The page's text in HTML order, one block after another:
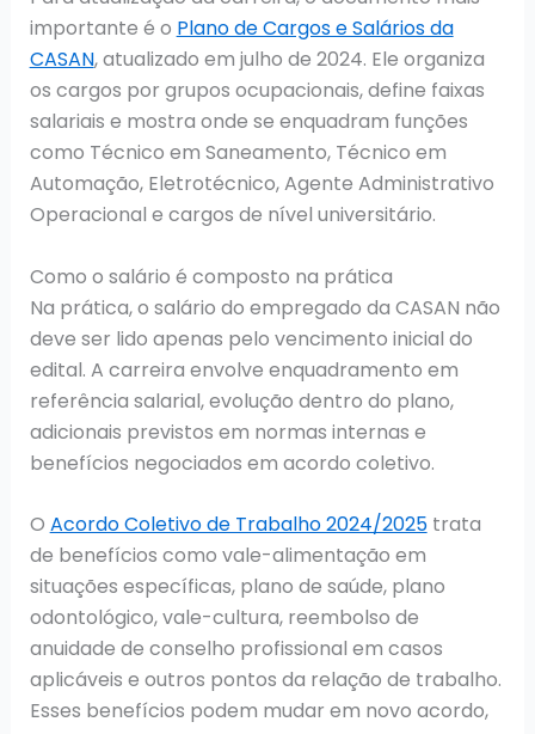
importante é o Plano de Cargos e Salários da
CASAN, atualizado em julho de 2024. Ele organiza
os cargos por grupos ocupacionais, define faixas
salariais e mostra onde se enquadram funções
como Técnico em Saneamento, Técnico em
Automação, Eletrotécnico, Agente Administrativo
Operacional e cargos de nível universitário.
Como o salário é composto na prática
Na prática, o salário do empregado da CASAN não
deve ser lido apenas pelo vencimento inicial do
edital. A carreira envolve enquadramento em
referência salarial, evolução dentro do plano,
adicionais previstos em normas internas e
benefícios negociados em acordo coletivo.
O Acordo Coletivo de Trabalho 2024/2025trata
de benefícios como vale-alimentação em
situações específicas, plano de saúde, plano
odontológico, vale-cultura, reembolso de
anuidade de conselho profissional em casos
aplicáveis e outros pontos da relação de trabalho.
Esses benefícios podem mudar em novo acordo,